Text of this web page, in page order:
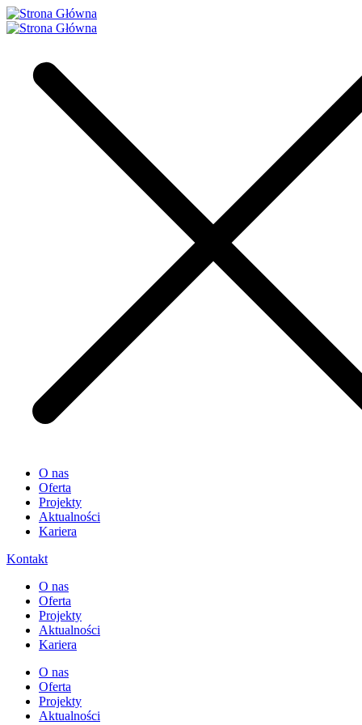
O nas
Oferta
Projekty
Aktualności
Kariera
Kontakt
O nas
Oferta
Projekty
Aktualności
Kariera
O nas
Oferta
Projekty
Aktualności